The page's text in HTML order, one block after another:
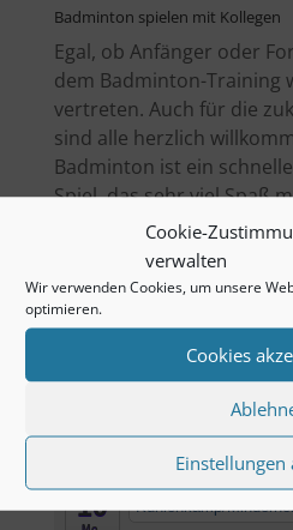
Cookie-
verwalten
Wir verwenden Cookies, um unsere
optimieren.
Cookies
Einstellungen
Badminton spielen mit Kollegen
Egal, ob Anfänger oder
dem Badminton-Training
vertreten. Auch für die
sind alle herzlich
Badminton ist ein
Spiel, das sehr viel Spaß
gleichzeitig zur
Fitness beiträgt.
Bitte beachten:In den
und an Feiertagen findet
Kommende Termine
10
16:30Boule Training
Kuhlenkamp/